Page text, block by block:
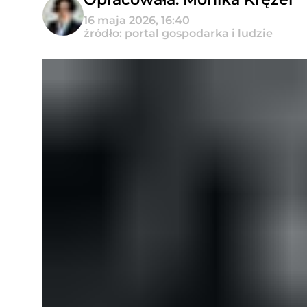
16 maja 2026, 16:40
źródło: portal gospodarka i ludzie